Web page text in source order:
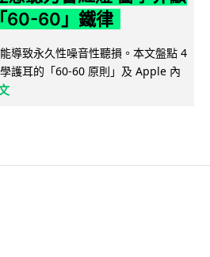
60-60」鐵律
導致永久性噪音性聽損。本文盤點 4
護耳的「60-60 原則」及 Apple 內